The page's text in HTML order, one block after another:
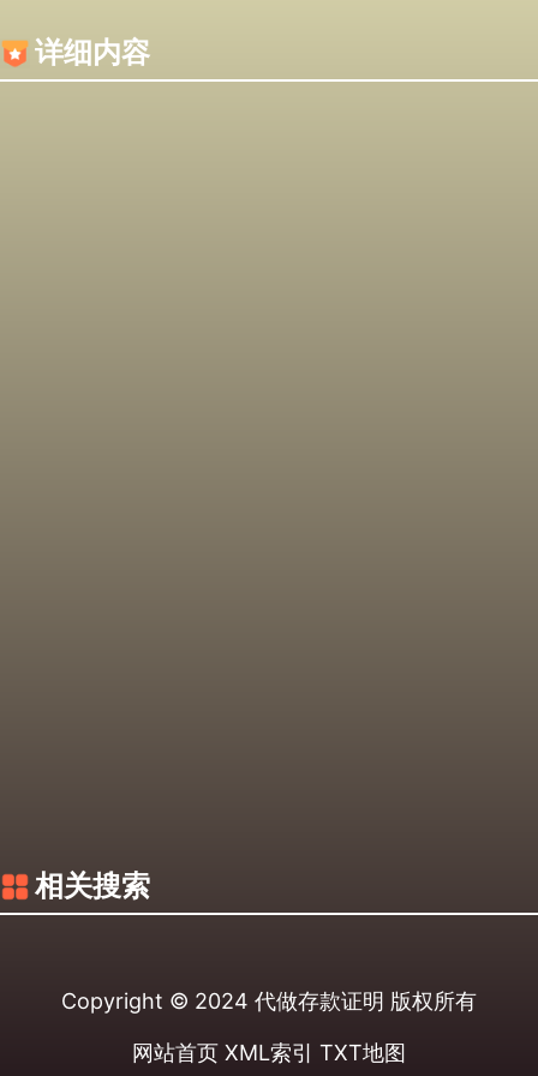
详细内容
相关搜索
Copyright © 2024 代做存款证明 版权所有
网站首页 XML索引 TXT地图